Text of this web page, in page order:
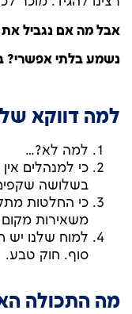
אבל מה אם נגביל
נשמע בלתי אפשרי?
למה דווקא
למה לא?…
כי למנהלים
בשלושה
כי החלטות
משאירות מקום
סוף. חוק טבע.